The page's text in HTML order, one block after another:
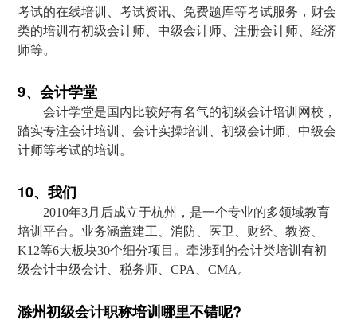
考试的在线培训、考试资讯、免费题库等考试服务，财会
类的培训有初级会计师、中级会计师、注册会计师、经济
师等。
9、会计学堂
会计学堂是国内比较好有名气的初级会计培训网校，
踏实专注会计培训、会计实操培训、初级会计师、中级会
计师等考试的培训。
10、我们
2010年3月后成立于杭州，是一个专业的多领域教育
培训平台。业务涵盖建工、消防、医卫、财经、教资、
K12等6大板块30个细分项目。牵涉到的会计类培训有初
级会计中级会计、税务师、CPA、CMA。
滁州初级会计职称培训哪里不错呢?